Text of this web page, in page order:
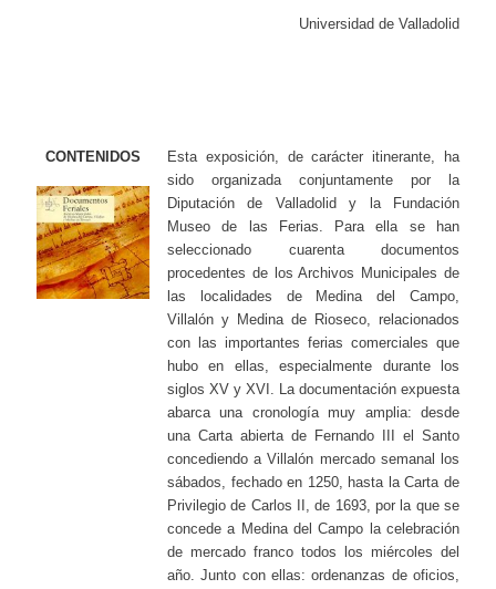
Universidad de Valladolid
CONTENIDOS
Esta exposición, de carácter itinerante, ha
sido organizada conjuntamente por la
Diputación de Valladolid y la Fundación
Museo de las Ferias. Para ella se han
seleccionado cuarenta documentos
procedentes de los Archivos Municipales de
las localidades de Medina del Campo,
Villalón y Medina de Rioseco, relacionados
con las importantes ferias comerciales que
hubo en ellas, especialmente durante los
siglos XV y XVI. La documentación expuesta
abarca una cronología muy amplia: desde
una Carta abierta de Fernando III el Santo
concediendo a Villalón mercado semanal los
sábados, fechado en 1250, hasta la Carta de
Privilegio de Carlos II, de 1693, por la que se
concede a Medina del Campo la celebración
de mercado franco todos los miércoles del
año. Junto con ellas: ordenanzas de oficios,